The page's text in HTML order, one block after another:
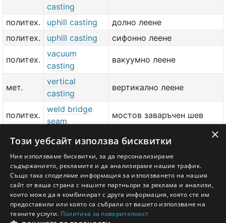
casting
политех. uphill casting
долно леене
политех.
uphill casting сифонно леене
политех.
vacuum
casting
вакуумно леене
мет.
vertical
casting
вертикално леене
политех.
weld bridge
seam
мостов заваръчен шев
политех. weld seam
заваръчен шев
политех.
welded seam
политех.
welding seam заваръчен шев
добави значение или преводтук
×
Този уебсайт използва бисквитки
Ние използваме бисквитки, за да персонализираме
съдържанието, рекламите и да анализираме нашия трафик.
Също така споделяме информация за използването на нашия
сайт от ваша страна с нашите партньори за реклама и анализи,
които може да я комбинират с друга информация, която сте им
предоставили или която са събрали от вашето използване на
техните услуги. Политика за поверителност